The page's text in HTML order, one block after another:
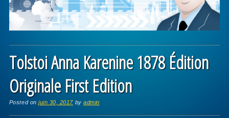
Tolstoi Anna Karenine 1878 Édition
Originale First Edition
Posted onjuin 30, 2017 byadmin